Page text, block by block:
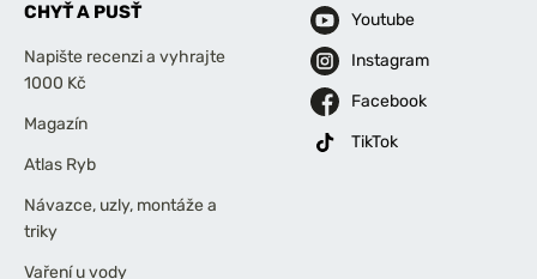
CHYŤ A PUSŤ
Napište recenzi a vyhrajte
1000 Kč
Magazín
Atlas Ryb
Návazce, uzly, montáže a
triky
Vaření u vody
Youtube
Instagram
Facebook
TikTok